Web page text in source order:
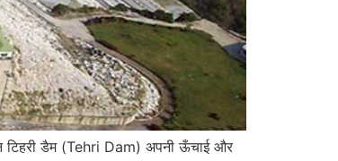
टिहरी डैम (Tehri Dam) अपनी ऊँचाई और